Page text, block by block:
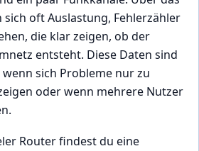
sich oft Auslastung, Fehlerzähler
die klar zeigen, ob der
entsteht. Diese Daten sind
sich Probleme nur zu
oder wenn mehrere Nutzer
Router findest du eine